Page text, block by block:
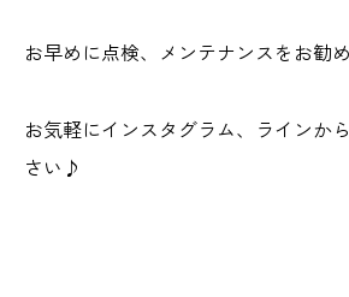
お早めに点検、メンテナンスをお勧
お気軽にインスタグラム、ラインか
さい♪